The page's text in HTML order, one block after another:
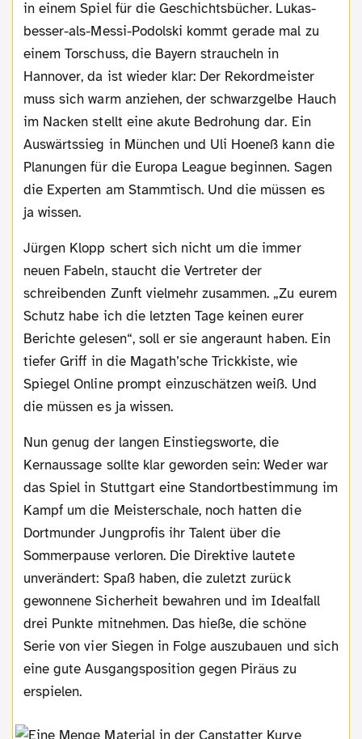
in einem Spiel für die Geschichtsbücher. Lukas-
besser-als-Messi-Podolski kommt gerade mal zu
einem Torschuss, die Bayern straucheln in
Hannover, da ist wieder klar: Der Rekordmeister
muss sich warm anziehen, der schwarzgelbe Hauch
im Nacken stellt eine akute Bedrohung dar. Ein
Auswärtssieg in München und Uli Hoeneß kann die
Planungen für die Europa League beginnen. Sagen
die Experten am Stammtisch. Und die müssen es
ja wissen.
Jürgen Klopp schert sich nicht um die immer
neuen Fabeln, staucht die Vertreter der
schreibenden Zunft vielmehr zusammen. „Zu eurem
Schutz habe ich die letzten Tage keinen eurer
Berichte gelesen“, soll er sie angeraunt haben. Ein
tiefer Griff in die Magath’sche Trickkiste, wie
Spiegel Online prompt einzuschätzen weiß. Und
die müssen es ja wissen.
Nun genug der langen Einstiegsworte, die
Kernaussage sollte klar geworden sein: Weder war
das Spiel in Stuttgart eine Standortbestimmung im
Kampf um die Meisterschale, noch hatten die
Dortmunder Jungprofis ihr Talent über die
Sommerpause verloren. Die Direktive lautete
unverändert: Spaß haben, die zuletzt zurück
gewonnene Sicherheit bewahren und im Idealfall
drei Punkte mitnehmen. Das hieße, die schöne
Serie von vier Siegen in Folge auszubauen und sich
eine gute Ausgangsposition gegen Piräus zu
erspielen.